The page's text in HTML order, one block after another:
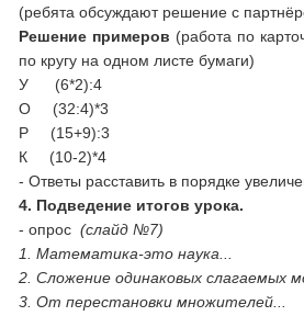
(ребята обсуждают решение с
Решение примеров (работа по
по кругу на одном листе бумаги)
У (6*2):4
О (32:4)*3
Р (15+9):3
К
- Ответы расставить в порядке
4. Подведение итогов урока.
- опрос(слайд №7)
1. Математика-это наука...
2. Сложение одинаковых слагаемых
3. От перестановки множителей...